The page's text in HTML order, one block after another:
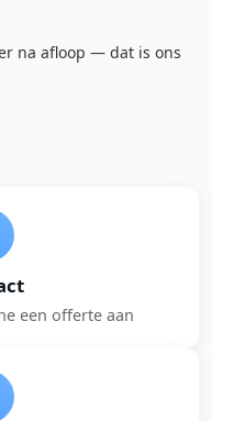
na afloop — dat is ons
een offerte aan